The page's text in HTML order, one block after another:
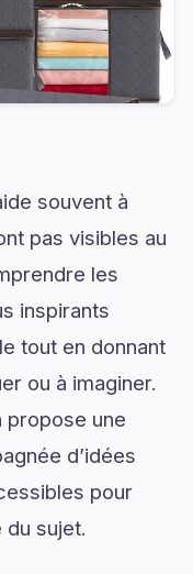
souvent à
pas visibles au
les
inspirants
tout en donnant
ou à imaginer.
propose une
d’idées
pour
sujet.